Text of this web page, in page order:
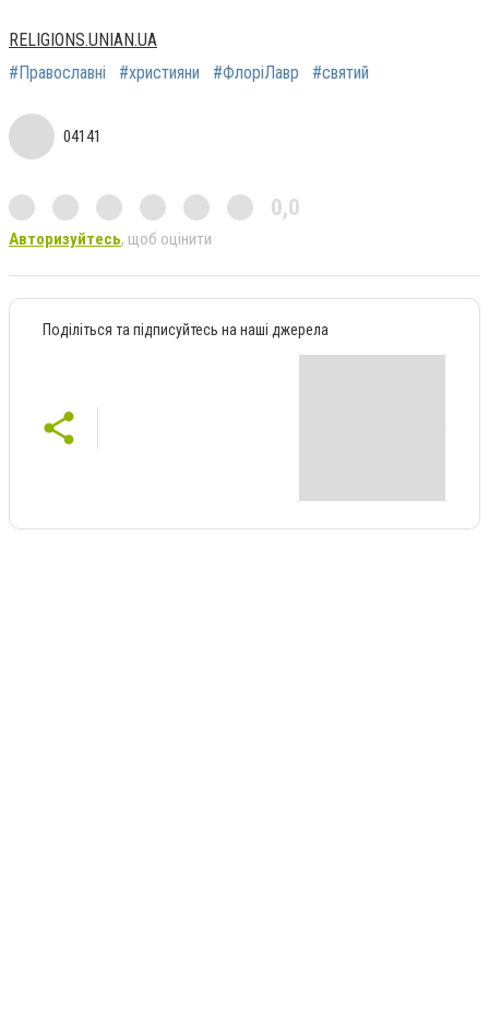
RELIGIONS.UNIAN.UA
#Православні
#християни #ФлоріЛавр #святий
04141
0,0
Авторизуйтесь, щоб оцінити
Поділіться та підписуйтесь на наші джерела